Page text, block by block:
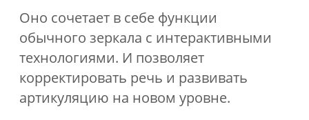
Да, у нас с вами обязательно всё
получится. Просто запишитесь к
нашему специалисту на
предварительную встречу по кнопке
ниже.